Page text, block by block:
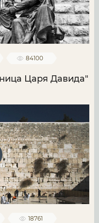
84100
Царя Давида"
18761